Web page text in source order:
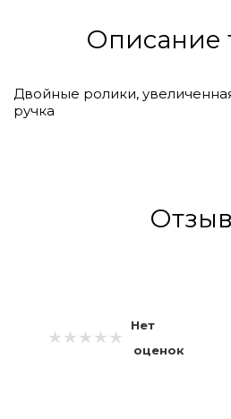
Описание
Двойные ролики,
ручка
Нет
оценок